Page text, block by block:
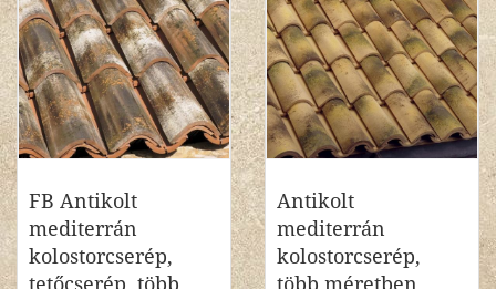
FB Antikolt
mediterrán
kolostorcserép,
tetőcserép, több
Antikolt
mediterrán
kolostorcserép,
több méretben